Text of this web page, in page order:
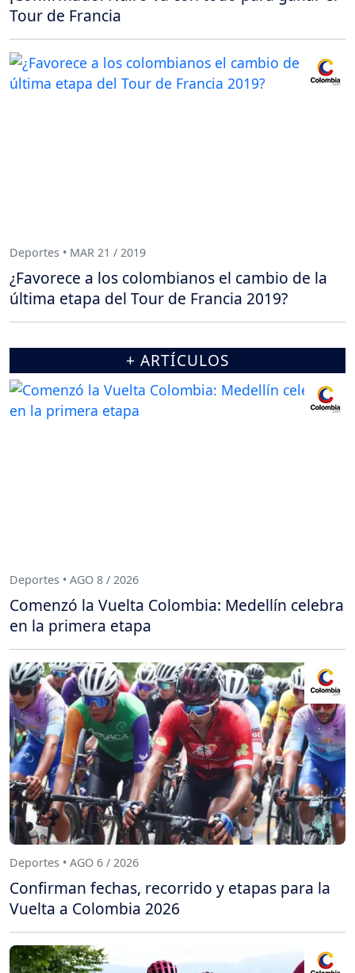
Tour de Francia
Deportes • MAR 21 / 2019
¿Favorece a los colombianos el cambio de la
última etapa del Tour de Francia 2019?
+ ARTÍCULOS
Deportes • AGO 8 / 2026
Comenzó la Vuelta Colombia: Medellín celebra
en la primera etapa
Deportes • AGO 6 / 2026
Confirman fechas, recorrido y etapas para la
Vuelta a Colombia 2026